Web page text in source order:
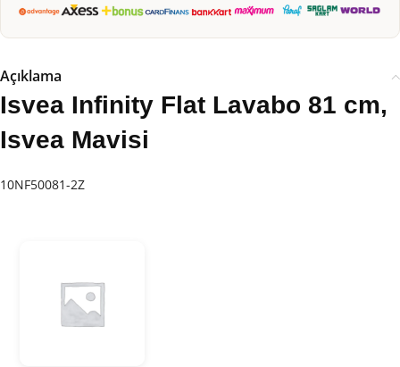
Açıklama
Isvea Infinity Flat Lavabo 81 cm,
Isvea Mavisi
10NF50081-2Z